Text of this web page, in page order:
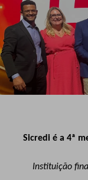
Sicredi é a 4ª
Instituição